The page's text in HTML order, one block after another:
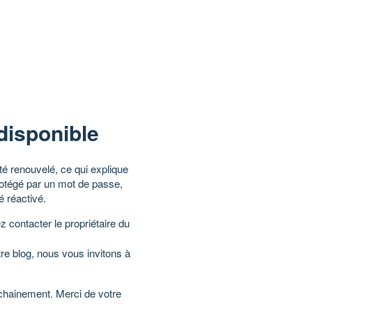
renouvelé, ce qui explique
par un mot de passe,
réactivé.
contacter le propriétaire du
blog, nous vous invitons à
Merci de votre